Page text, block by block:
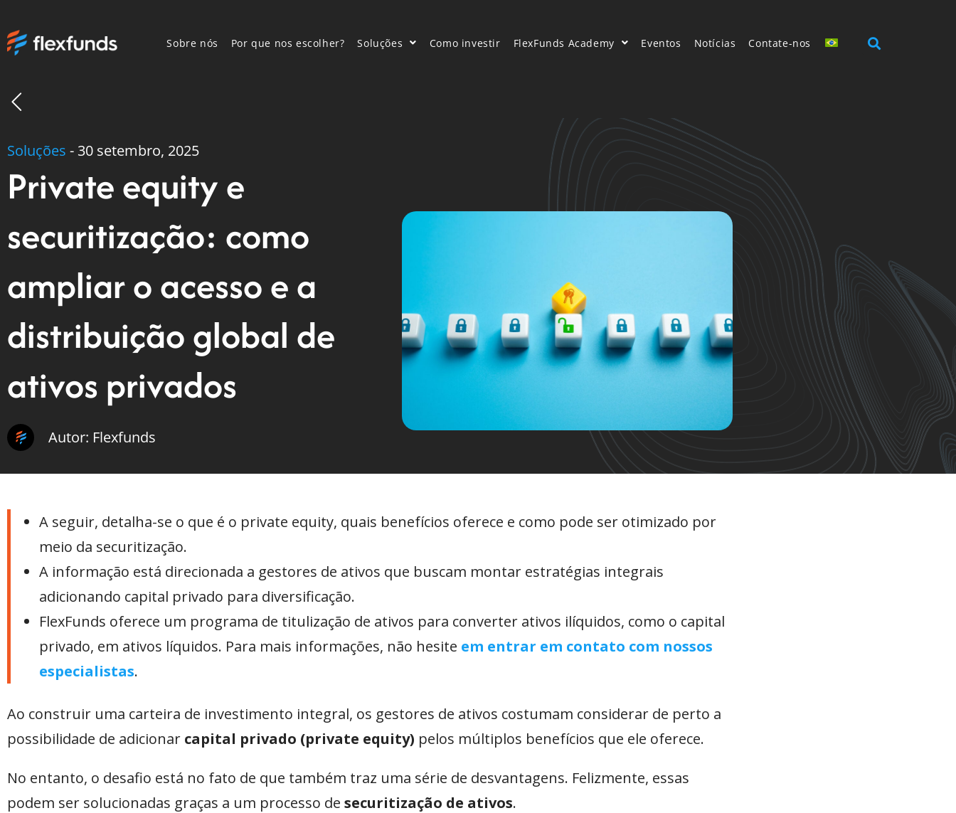
Sobre nós Por que nos escolher? Soluções Como investir FlexFunds Academy Eventos Notícias Contate-nos
Soluções - 30 setembro, 2025
Private equity e
securitização: como
ampliar o acesso e a
distribuição global de
ativos privados
Autor: Flexfunds
A seguir, detalha-se o que é o private equity, quais benefícios oferece e como pode ser otimizado por
meio da securitização.
A informação está direcionada a gestores de ativos que buscam montar estratégias integrais
adicionando capital privado para diversificação.
FlexFunds oferece um programa de titulização de ativos para converter ativos ilíquidos, como o capital
privado, em ativos líquidos. Para mais informações, não hesite em entrar em contato com nossos
especialistas.
Ao construir uma carteira de investimento integral, os gestores de ativos costumam considerar de perto a
possibilidade de adicionar capital privado (private equity) pelos múltiplos benefícios que ele oferece.
No entanto, o desafio está no fato de que também traz uma série de desvantagens. Felizmente, essas
podem ser solucionadas graças a um processo de securitização de ativos.